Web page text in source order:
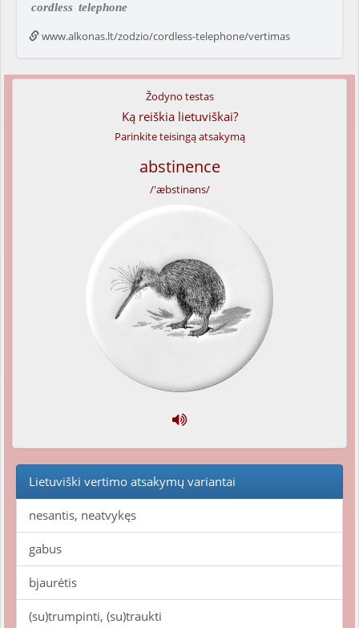
cordless telephone
www.alkonas.lt/zodzio/cordless-telephone/vertimas
Žodyno testas
Ką reiškia lietuviškai?
Parinkite teisingą atsakymą
abstinence
/'æbstinəns/
Lietuviški vertimo atsakymų variantai
nesantis, neatvykęs
gabus
bjaurėtis
(su)trumpinti, (su)traukti